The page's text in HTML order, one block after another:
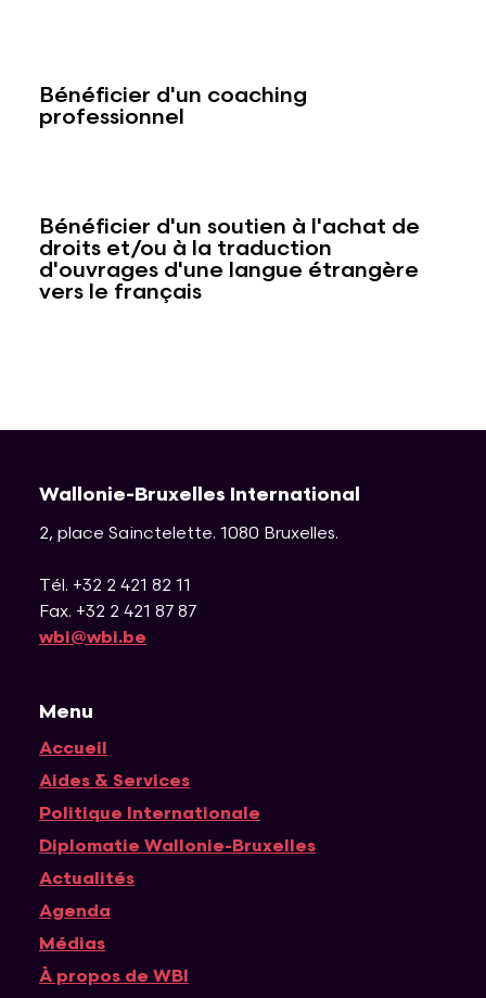
Bénéficier d'un coaching
professionnel
Bénéficier d'un soutien à l'achat de
droits et/ou à la traduction
d'ouvrages d'une langue étrangère
vers le français
Wallonie-Bruxelles International
2, place Sainctelette. 1080 Bruxelles.
Tél. +32 2 421 82 11
Fax. +32 2 421 87 87
wbi@wbi.be
Menu
Accueil
Navigation principale
Aides & Services
Politique Internationale
Diplomatie Wallonie-Bruxelles
Actualités
Agenda
Médias
À propos de WBI